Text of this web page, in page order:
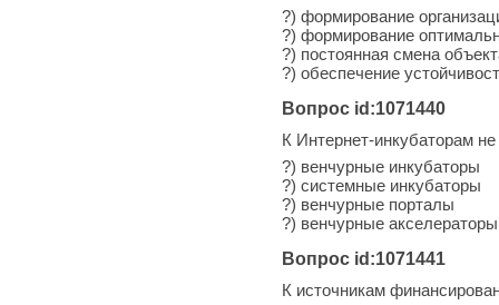
?) формирование
?) формирование
?) постоянная смена
?) обеспечение
Вопрос id:1071440
К Интернет-инкубаторам не
?) венчурные инкубаторы
?) системные инкубаторы
?) венчурные порталы
?) венчурные акселераторы
Вопрос id:1071441
К источникам